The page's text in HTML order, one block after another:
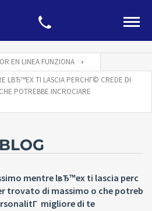
EN LINEA FUNZIONA
LВЂ™EX TI LASCIA PERCHГ© CREDE DI
POTREBBE INCROCIARE
BLOG
mentre lвЂ™ex ti lascia perc
trovato di massimo o che potreb
migliore di te